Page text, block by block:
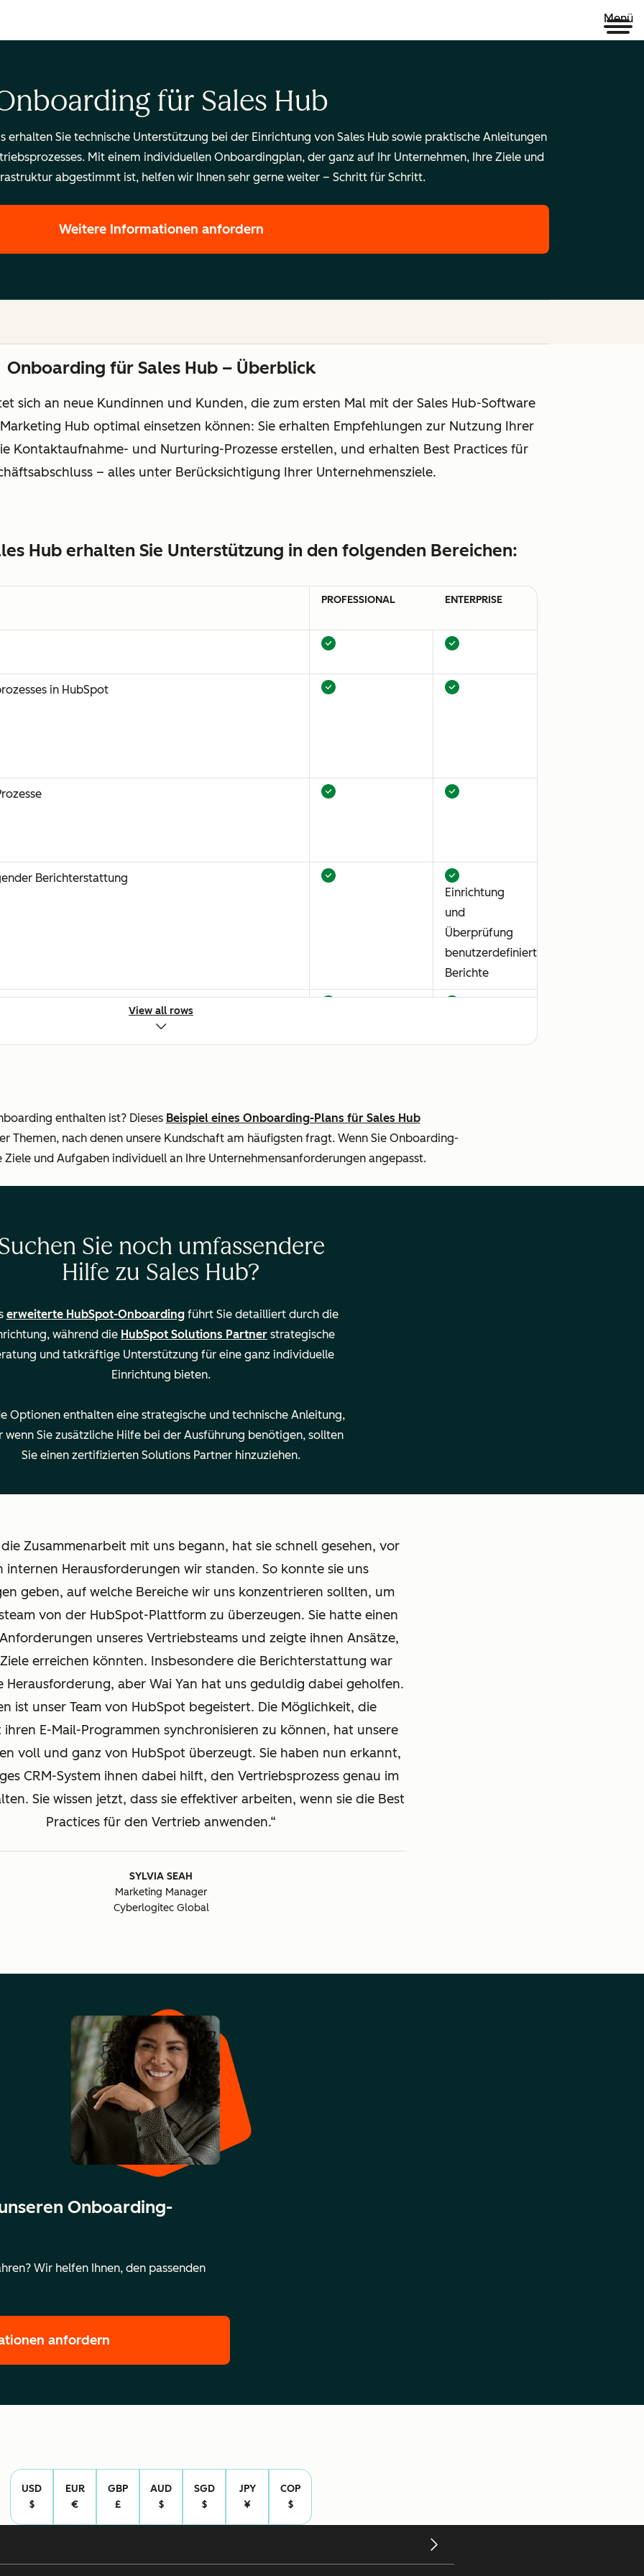
Menü
für Sales Hub
erhalten Sie technische Unterstützung bei der Einrichtung von Sales Hub sowie praktische Anleitungen
Mit einem individuellen Onboardingplan, der ganz auf Ihr Unternehmen, Ihre Ziele und
abgestimmt ist, helfen wir Ihnen sehr gerne weiter – Schritt für Schritt.
Weitere Informationen anfordern
Onboarding für Sales Hub – Überblick
sich an neue Kundinnen und Kunden, die zum ersten Mal mit der Sales Hub-Software
Hub optimal einsetzen können: Sie erhalten Empfehlungen zur Nutzung Ihrer
Kontaktaufnahme- und Nurturing-Prozesse erstellen, und erhalten Best Practices für
– alles unter Berücksichtigung Ihrer Unternehmensziele.
Hub erhalten Sie Unterstützung in den folgenden Bereichen:
PROFESSIONAL ENTERPRISE
in HubSpot
Berichterstattung
Einrichtung
und
Überprüfung
benutzerdefinierter
Berichte
und Ressourcen)
aus Ihrem CRM —
Teams —
Rechtliche
Angaben
View all rows
enthalten ist? Dieses Beispiel eines Onboarding-Plans für Sales Hub
Themen, nach denen unsere Kundschaft am häufigsten fragt. Wenn Sie Onboarding-
Ziele und Aufgaben individuell an Ihre Unternehmensanforderungen angepasst.
Sie noch umfassendere
Hilfe zu Sales Hub?
erweiterte HubSpot-Onboardingführt Sie detailliert durch die
während die HubSpot Solutions Partner strategische
und tatkräftige Unterstützung für eine ganz individuelle
Einrichtung bieten.
Optionen enthalten eine strategische und technische Anleitung,
wenn Sie zusätzliche Hilfe bei der Ausführung benötigen, sollten
Sie einen zertifizierten Solutions Partner hinzuziehen.
die Zusammenarbeit mit uns begann, hat sie schnell gesehen, vor
internen Herausforderungen wir standen. So konnte sie uns
geben, auf welche Bereiche wir uns konzentrieren sollten, um
von der HubSpot-Plattform zu überzeugen. Sie hatte einen
unseres Vertriebsteams und zeigte ihnen Ansätze,
erreichen könnten. Insbesondere die Berichterstattung war
Herausforderung, aber Wai Yan hat uns geduldig dabei geholfen.
ist unser Team von HubSpot begeistert. Die Möglichkeit, die
E-Mail-Programmen synchronisieren zu können, hat unsere
voll und ganz von HubSpot überzeugt. Sie haben nun erkannt,
CRM-System ihnen dabei hilft, den Vertriebsprozess genau im
Sie wissen jetzt, dass sie effektiver arbeiten, wenn sie die Best
Practices für den Vertrieb anwenden.
SYLVIA SEAH
Marketing Manager
Cyberlogitec Global
Onboarding-
Wir helfen Ihnen, den passenden
anfordern
USD
$
EUR
€
GBP
£
AUD
$
SGD
$
JPY
¥
COP
$